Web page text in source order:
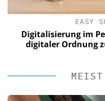
EASY
Digitalisierung im
digitaler Ordnung